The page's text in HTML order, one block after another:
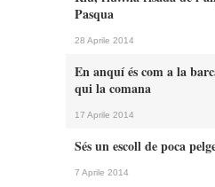
Pasqua
28 Aprile 2014
En anquí és com a la
qui la comana
17 Aprile 2014
Sés un escoll de poca
7 Aprile 2014